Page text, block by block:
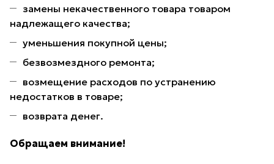
замены некачественного товара товаром
надлежащего качества;
уменьшения покупной цены;
безвозмездного ремонта;
возмещение расходов по устранению
недостатков в товаре;
возврата денег.
Обращаем внимание!